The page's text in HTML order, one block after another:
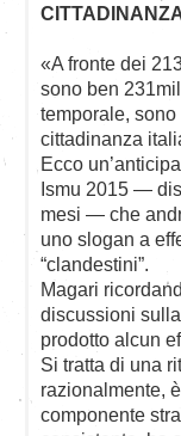
«A fronte dei
sono ben
temporale,
cittadinanza
Ecco
Ismu 2015 —
mesi — che
uno slogan a
“clandestini”.
Magari
discussioni
prodotto alcun
Si tratta di una
razionalmente,
componente